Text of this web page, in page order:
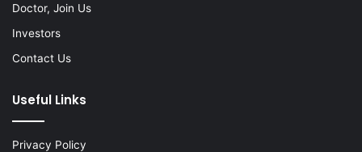
Doctor, Join Us
Investors
Contact Us
Useful Links
Privacy Policy